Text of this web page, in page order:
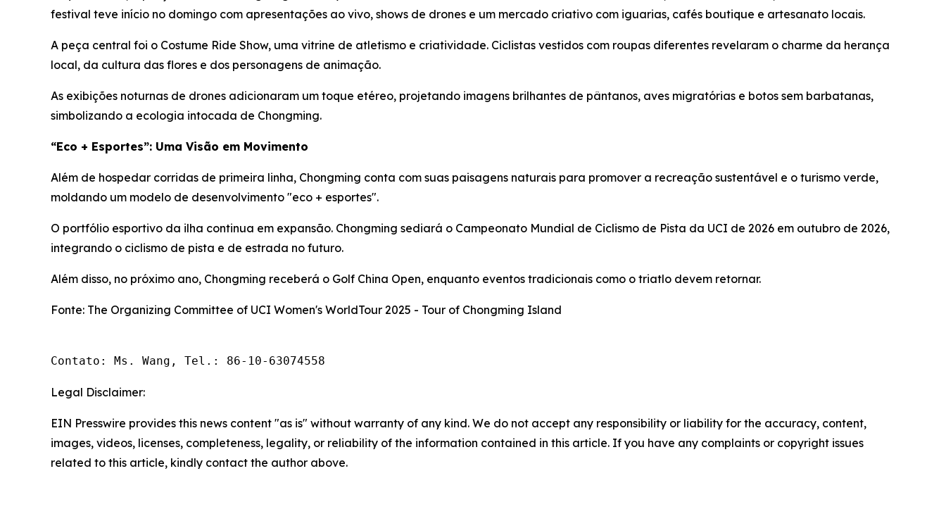
festival teve início no domingo com apresentações ao vivo, shows de drones e um mercado criativo com iguarias, cafés boutique e artesanato locais.
A peça central foi o Costume Ride Show, uma vitrine de atletismo e criatividade. Ciclistas vestidos com roupas diferentes revelaram o charme da herança
local, da cultura das flores e dos personagens de animação.
As exibições noturnas de drones adicionaram um toque etéreo, projetando imagens brilhantes de pântanos, aves migratórias e botos sem barbatanas,
simbolizando a ecologia intocada de Chongming.
“Eco + Esportes”: Uma Visão em Movimento
Além de hospedar corridas de primeira linha, Chongming conta com suas paisagens naturais para promover a recreação sustentável e o turismo verde,
moldando um modelo de desenvolvimento "eco + esportes".
O portfólio esportivo da ilha continua em expansão. Chongming sediará o Campeonato Mundial de Ciclismo de Pista da UCI de 2026 em outubro de 2026,
integrando o ciclismo de pista e de estrada no futuro.
Além disso, no próximo ano, Chongming receberá o Golf China Open, enquanto eventos tradicionais como o triatlo devem retornar.
Fonte: The Organizing Committee of UCI Women's WorldTour 2025 - Tour of Chongming Island
Contato: Ms. Wang, Tel.: 86-10-63074558
Legal Disclaimer:
EIN Presswire provides this news content "as is" without warranty of any kind. We do not accept any responsibility or liability for the accuracy, content,
images, videos, licenses, completeness, legality, or reliability of the information contained in this article. If you have any complaints or copyright issues
related to this article, kindly contact the author above.